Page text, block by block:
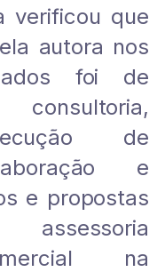
verificou que
autora nos
foi de
de
e
e propostas
assessoria
na